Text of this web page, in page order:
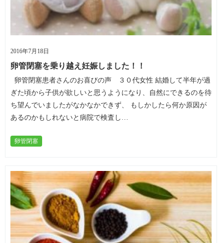
2016年7月18日
卵管閉塞を乗り越え妊娠しました！！
卵管閉塞患者さんのお喜びの声 ３０代女性 結婚して半年が過
ぎた頃から子供が欲しいと思うようになり、自然にできるのを待
ち望んでいましたがなかなかできず、 もしかしたら何か原因が
あるのかもしれないと病院で検査し…
卵管閉塞